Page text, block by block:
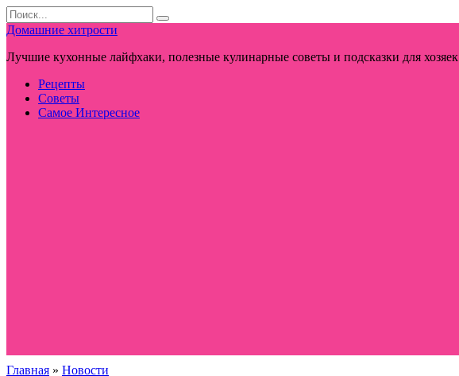
Перейти
к
контенту
Search
for:
Домашние хитрости
Лучшие кухонные лайфхаки, полезные кулинарные советы и подсказки для хозяек
Рецепты
Советы
Самое Интересное
Главная » Новости